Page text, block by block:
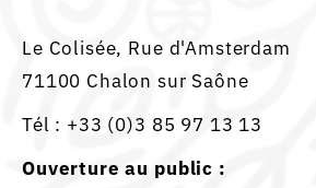
Le Colisée, Rue d'Amsterdam
71100 Chalon sur Saône
Tél : +33 (0)3 85 97 13 13
Ouverture au public :